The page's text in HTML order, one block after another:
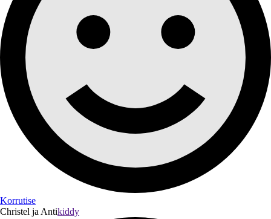
Korrutise
Christel ja Antikiddy